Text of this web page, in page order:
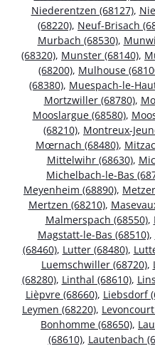
Niederentzen (68127),
(68220), Neuf-Brisach
Murbach (68530),
(68320), Munster (68140),
(68200), Mulhouse
(68380), Muespach-le-
Mortzwiller (68780),
Mooslargue (68580),
(68210), Montreux-
Mœrnach (68480),
Mittelwihr (68630),
Michelbach-le-Bas
Meyenheim (68890),
Mertzen (68210),
Malmerspach (68550),
Magstatt-le-Bas (68510),
(68460), Lutter (68480),
Luemschwiller (68720),
(68280), Linthal (68610),
Lièpvre (68660), Liebsdorf
Leymen (68220),
Bonhomme (68650),
(68610), Lautenbach